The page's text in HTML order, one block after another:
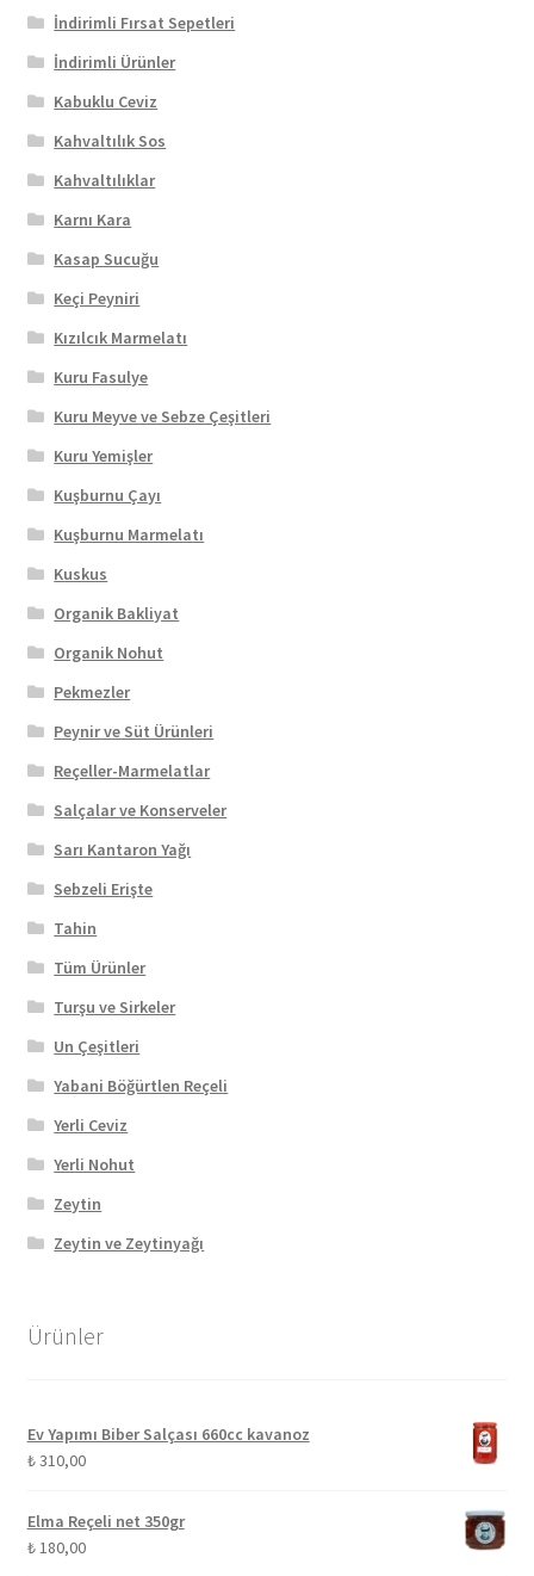
İndirimli Fırsat Sepetleri
İndirimli Ürünler
Kabuklu Ceviz
Kahvaltılık Sos
Kahvaltılıklar
Karnı Kara
Kasap Sucuğu
Keçi Peyniri
Kızılcık Marmelatı
Kuru Fasulye
Kuru Meyve ve Sebze Çeşitleri
Kuru Yemişler
Kuşburnu Çayı
Kuşburnu Marmelatı
Kuskus
Organik Bakliyat
Organik Nohut
Pekmezler
Peynir ve Süt Ürünleri
Reçeller-Marmelatlar
Salçalar ve Konserveler
Sarı Kantaron Yağı
Sebzeli Erişte
Tahin
Tüm Ürünler
Turşu ve Sirkeler
Un Çeşitleri
Yabani Böğürtlen Reçeli
Yerli Ceviz
Yerli Nohut
Zeytin
Zeytin ve Zeytinyağı
Ürünler
Ev Yapımı Biber Salçası 660cc kavanoz
₺310,00
Elma Reçeli net 350gr
₺180,00